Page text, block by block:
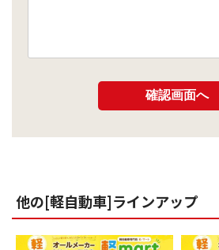
他の[軽自動車]ラインアップ